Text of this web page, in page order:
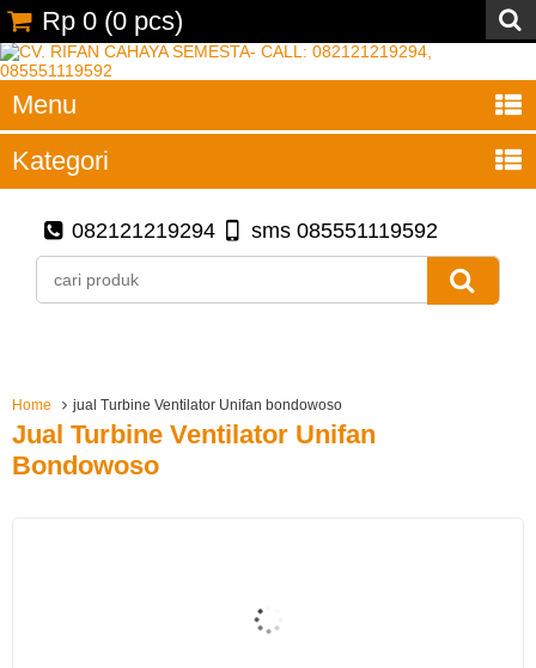
Menu
Kategori
082121219294 sms 085551119592
Rp 0 (0 pcs)
Home jual Turbine Ventilator Unifan bondowoso
Jual Turbine Ventilator Unifan
Bondowoso